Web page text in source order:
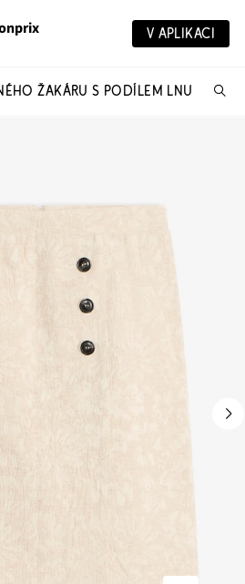
V APLIKACI
ŽAKÁRU S PODÍLEM LNU